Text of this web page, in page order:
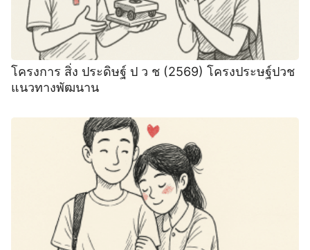
โครงการ สิ่ง ประดิษฐ์ ป ว ช (2569) โครงประษฐ์ปวช
แนวทางพัฒนาน